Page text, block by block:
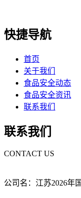
快捷导航
首页
关于我们
食品安全动态
食品安全资讯
联系我们
联系我们
CONTACT US
公司名：江苏2026年